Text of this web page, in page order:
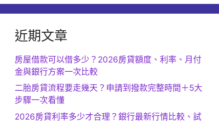
近期文章
房屋借款可以借多少？2026房貸額度、利率、月付
金與銀行方案一次比較
二胎房貸流程要走幾天？申請到撥款完整時間＋5大
步驟一次看懂
2026房貸利率多少才合理？銀行最新行情比較、試